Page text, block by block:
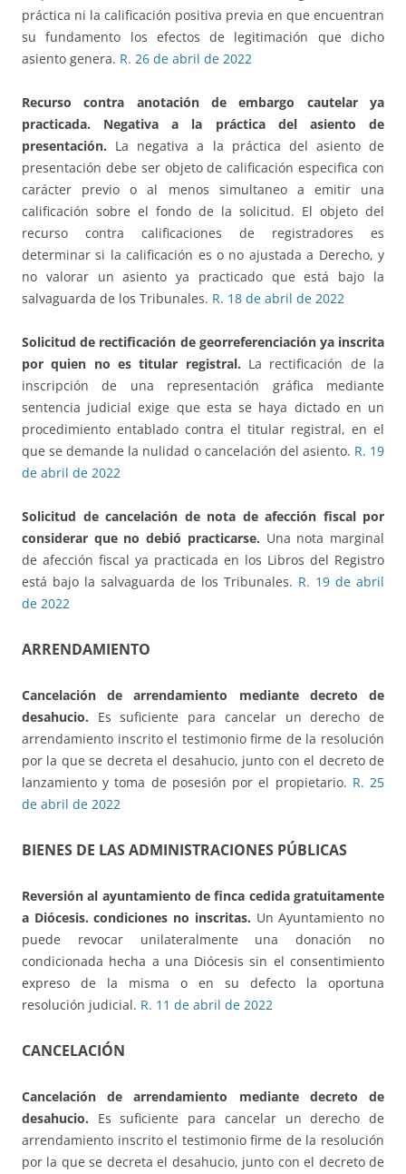
práctica ni la calificación positiva previa en que encuentran
su fundamento los efectos de legitimación que dicho
asiento genera. R. 26 de abril de 2022
Recurso contra anotación de embargo cautelar ya
practicada. Negativa a la práctica del asiento de
presentación. La negativa a la práctica del asiento de
presentación debe ser objeto de calificación especifica con
carácter previo o al menos simultaneo a emitir una
calificación sobre el fondo de la solicitud. El objeto del
recurso contra calificaciones de registradores es
determinar si la calificación es o no ajustada a Derecho, y
no valorar un asiento ya practicado que está bajo la
salvaguarda de los Tribunales. R. 18 de abril de 2022
Solicitud de rectificación de georreferenciación ya inscrita
por quien no es titular registral. La rectificación de la
inscripción de una representación gráfica mediante
sentencia judicial exige que esta se haya dictado en un
procedimiento entablado contra el titular registral, en el
que se demande la nulidad o cancelación del asiento. R. 19
de abril de 2022
Solicitud de cancelación de nota de afección fiscalpor
considerar que no debió practicarse. Una nota marginal
de afección fiscal ya practicada en los Libros del Registro
está bajo la salvaguarda de los Tribunales. R. 19 de abril
de 2022
ARRENDAMIENTO
Cancelación de arrendamiento mediante decreto de
desahucio. Es suficiente para cancelar un derecho de
arrendamiento inscrito el testimonio firme de la resolución
por la que se decreta el desahucio, junto con el decreto de
lanzamiento y toma de posesión por el propietario. R. 25
de abril de 2022
BIENES DE LAS ADMINISTRACIONES PÚBLICAS
Reversión al ayuntamiento de finca cedida gratuitamente
a Diócesis. condiciones no inscritas. Un Ayuntamiento no
puede revocar unilateralmente una donación no
condicionada hecha a una Diócesis sin el consentimiento
expreso de la misma o en su defecto la oportuna
resolución judicial. R. 11 de abril de 2022
CANCELACIÓN
Cancelación de arrendamiento mediante decreto de
desahucio. Es suficiente para cancelar un derecho de
arrendamiento inscrito el testimonio firme de la resolución
por la que se decreta el desahucio, junto con el decreto de